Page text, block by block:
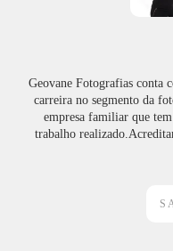
Geovane Fotografias conta
carreira no segmento da
empresa familiar que
trabalho